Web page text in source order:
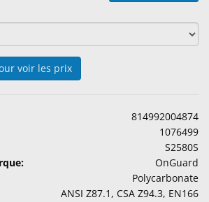
voir les prix
814992004874
1076499
S2580S
OnGuard
Polycarbonate
ANSI Z87.1, CSA Z94.3, EN166